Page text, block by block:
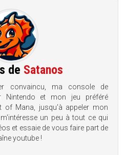
de Satanos
convaincu, ma console de
Nintendo et mon jeu préféré
of Mana, jusqu'à appeler mon
un peu à tout ce qui
et essaie de vous faire part de
youtube !